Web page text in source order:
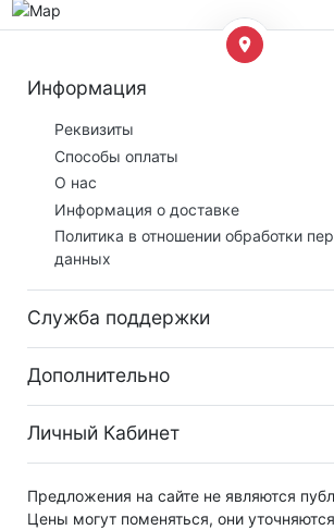
Информация
Реквизиты
Способы оплаты
О нас
Информация о доставке
Политика в отношении обработки
данных
Служба поддержки
Дополнительно
Личный Кабинет
Предложения на сайте не являются
Цены могут поменяться, они